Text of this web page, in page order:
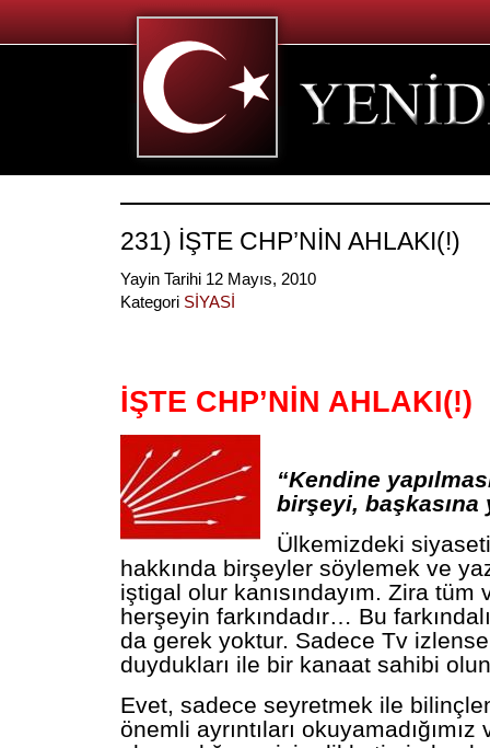
231) İŞTE CHP’NİN AHLAKI(!)
Yayin Tarihi 12 Mayıs, 2010
Kategori SİYASİ
İŞTE CHP’NİN AHLAKI(!)
“Kendine
birşeyi, başkasına
Ülkemizdeki
hakkında birşeyler söylemek ve
iştigal olur kanısındayım. Zira tüm
herşeyin farkındadır… Bu
da gerek yoktur. Sadece Tv
duydukları ile bir kanaat sahibi
Evet, sadece seyretmek ile
önemli ayrıntıları okuyamadığımız